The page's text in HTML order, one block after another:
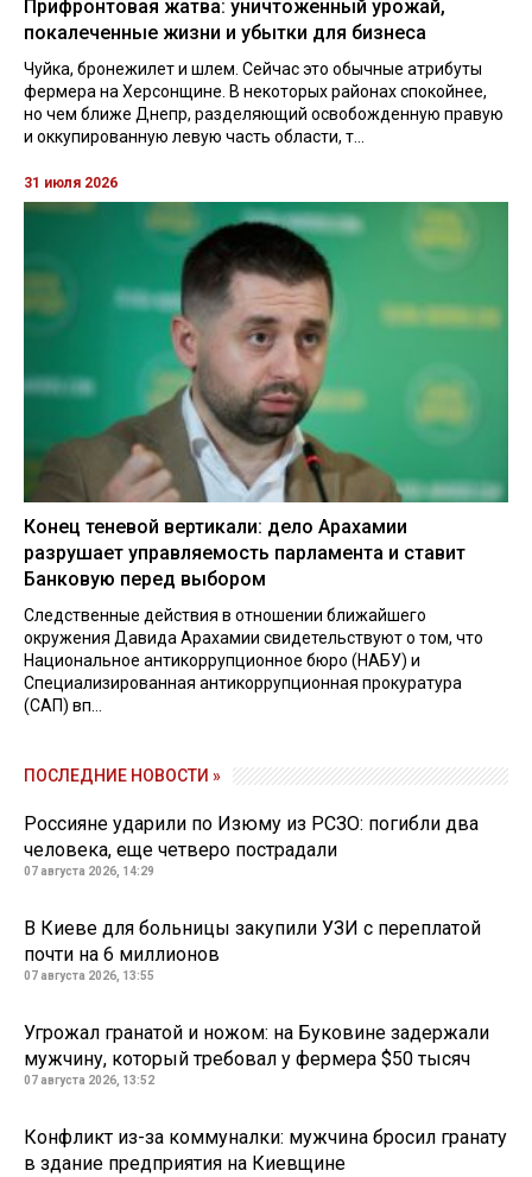
Прифронтовая жатва: уничтоженный урожай,
покалеченные жизни и убытки для бизнеса
Чуйка, бронежилет и шлем. Сейчас это обычные атрибуты
фермера на Херсонщине. В некоторых районах спокойнее,
но чем ближе Днепр, разделяющий освобожденную правую
и оккупированную левую часть области, т...
31 июля 2026
Конец теневой вертикали: дело Арахамии
разрушает управляемость парламента и ставит
Банковую перед выбором
Следственные действия в отношении ближайшего
окружения Давида Арахамии свидетельствуют о том, что
Национальное антикоррупционное бюро (НАБУ) и
Специализированная антикоррупционная прокуратура
(САП) вп...
ПОСЛЕДНИЕ НОВОСТИ »
Россияне ударили по Изюму из РСЗО: погибли два
человека, еще четверо пострадали
07 августа 2026, 14:29
В Киеве для больницы закупили УЗИ с переплатой
почти на 6 миллионов
07 августа 2026, 13:55
Угрожал гранатой и ножом: на Буковине задержали
мужчину, который требовал у фермера $50 тысяч
07 августа 2026, 13:52
Конфликт из-за коммуналки: мужчина бросил гранату
в здание предприятия на Киевщине